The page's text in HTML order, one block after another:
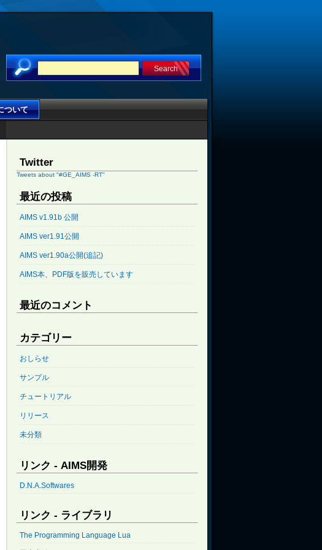
ついて
Twitter
Tweets about "#GE_AIMS -RT"
最近の投稿
AIMS v1.91b 公開
AIMS ver1.91公開
AIMS ver1.90a公開(追記)
AIMS本、PDF版を販売しています
最近のコメント
カテゴリー
おしらせ
サンプル
チュートリアル
リリース
未分類
リンク - AIMS開発
D.N.A.Softwares
リンク - ライブラリ
The Programming Language Lua